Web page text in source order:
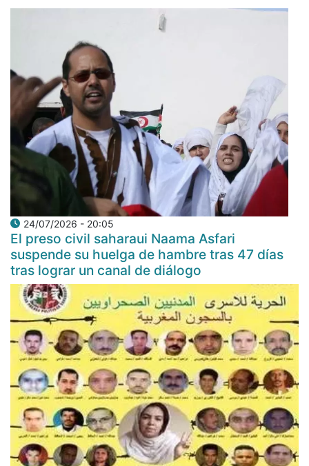
24/07/2026 - 20:05
El preso civil saharaui Naama Asfari
suspende su huelga de hambre tras 47 días
tras lograr un canal de diálogo